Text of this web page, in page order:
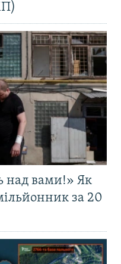
над вами!» Як
за 20